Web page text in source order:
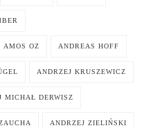
AMOS OZ ANDREAS HOFF
ANDRZEJ KRUSZEWICZ
MICHAŁ DERWISZ
ANDRZEJ ZIELIŃSKI